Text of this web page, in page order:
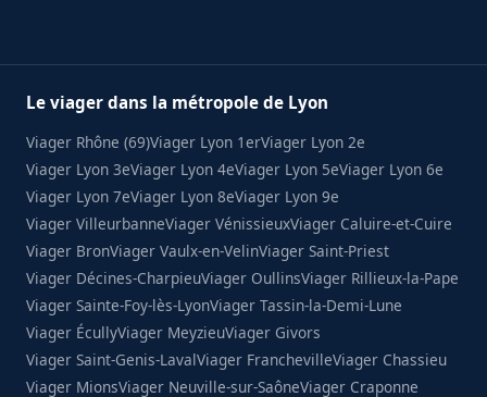
Le viager dans la métropole de Lyon
Viager Rhône (69)Viager Lyon 1erViager Lyon 2e
Viager Lyon 3eViager Lyon 4eViager Lyon 5eViager Lyon 6e
Viager Lyon 7eViager Lyon 8eViager Lyon 9e
Viager VilleurbanneViager VénissieuxViager Caluire-et-Cuire
Viager BronViager Vaulx-en-VelinViager Saint-Priest
Viager Décines-CharpieuViager OullinsViager Rillieux-la-Pape
Viager Sainte-Foy-lès-LyonViager Tassin-la-Demi-Lune
Viager ÉcullyViager MeyzieuViager Givors
Viager Saint-Genis-LavalViager FranchevilleViager Chassieu
Viager MionsViager Neuville-sur-SaôneViager Craponne